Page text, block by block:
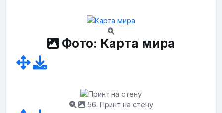
Фото: Карта мира
56. Принт на стену